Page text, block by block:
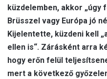
küzdelemben, akkor „úgy
Brüsszel vagy Európa jó
Kijelentette, küzdeni kell
ellen is“. Zárásként arra
hogy erőn felül
mert a következő